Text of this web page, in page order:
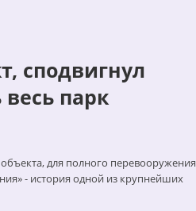
сподвигнул
парк
для полного перевооружения
- история одной из крупнейших